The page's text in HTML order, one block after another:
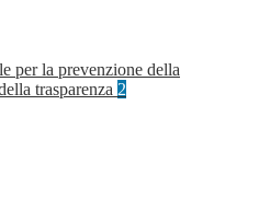
per la prevenzione della
trasparenza 2